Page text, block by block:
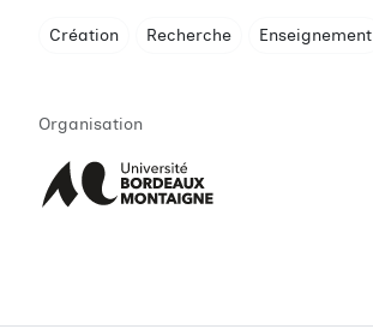
Création Recherche Enseignement
Organisation